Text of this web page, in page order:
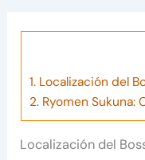
1.Localización del
2.Ryomen Sukuna:
Localización del